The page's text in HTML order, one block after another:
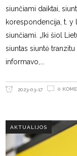
siunčiami daiktai,
korespondencija, t. y
siunčiami. „Iki šiol
siuntas siuntė
informavo,
2023-03-17 0
AKTUALIJOS